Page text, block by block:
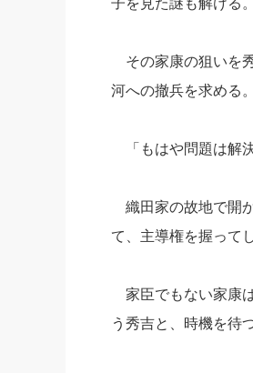
子を見た謎も解ける
その家康の狙いを
河への撤兵を求める。
「もはや問題は解
織田家の故地で開
て、主導権を握って
家臣でもない家康
う秀吉と、時機を待